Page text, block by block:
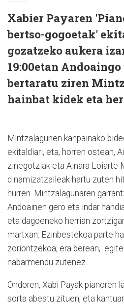
Xabier Payaren
bertso-gogoetak'
gozatzeko aukera
19:00etan
bertaratu ziren
hainbat kidek eta
Mintzalagunen kanpainako
ekitaldiari, eta, horren ostean,
zinegotziak eta Ainara Loiarte
dinamizatzaileak hartu zuten
hurren. Mintzalagunaren
Andoainen gero eta indar
eta dagoeneko herrian
martxan. Ezinbestekoa parte
zoriontzekoa, era berean,
nabarmendu zutenez.
Ondoren, Xabi Payak pianoren
sorta abestu zituen, eta